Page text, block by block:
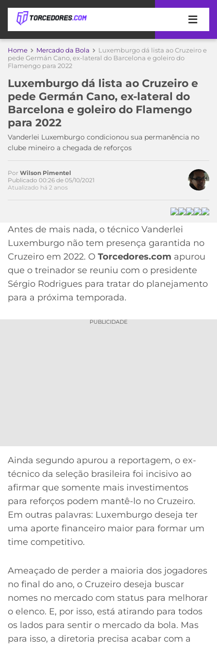
APOSTAS
DICAS
DE
APOSTA
MELHORES
SITES
DE
APOSTAS
2026
CÓDIGO
CÓDIGO
DE
INDICAÇÃO
BET365
CÓDIGO
BETANO
ONLINE
2026
ÚLTIMAS
COPA
DO
MUNDO
TIMES
MEU
TIME
CORINTHIANS
SÃO
PAULO
SANTOS
GRÊMIO
ATLÉTICO
MG
CRUZEIRO
CAMPEONATOS
LIBERTADORES
COPA
DO
BRASIL
PREMIER
MERCADO
DA
BOLA
PALPITES
Home Mercado da Bola
Luxemburgo dá lista ao Cruzeiro e
pede Germán Cano, ex-lateral do Barcelona e goleiro do
Flamengo para 2022
Luxemburgo dá lista ao Cruzeiro e
pede Germán Cano, ex-lateral do
Barcelona e goleiro do Flamengo
para 2022
Vanderlei Luxemburgo condicionou sua permanência no
clube mineiro a chegada de reforços
Acesse o perfil do autor
Por Wilson Pimentel
Publicado 00:26 de 05/10/2021
Atualizado há 2 anos
Antes de mais nada, o técnico Vanderlei
Luxemburgo não tem presença garantida no
Cruzeiro em 2022. O Torcedores.com apurou
que o treinador se reuniu com o presidente
Sérgio Rodrigues para tratar do planejamento
para a próxima temporada.
PUBLICIDADE
Ainda segundo apurou a reportagem, o ex-
técnico da seleção brasileira foi incisivo ao
afirmar que somente mais investimentos
para reforços podem mantê-lo no Cruzeiro.
Em outras palavras: Luxemburgo deseja ter
uma aporte financeiro maior para formar um
time competitivo.
Ameaçado de perder a maioria dos jogadores
no final do ano, o Cruzeiro deseja buscar
nomes no mercado com status para melhorar
o elenco. E, por isso, está atirando para todos
os lados para sentir o mercado da bola. Mas
para isso, a diretoria precisa acabar com a